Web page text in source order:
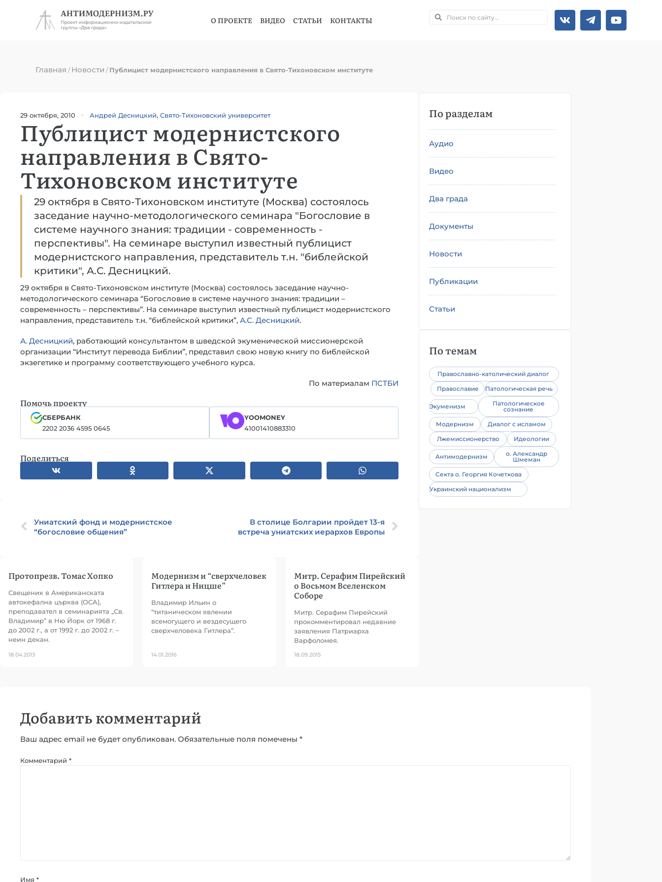
О ПРОЕКТЕ ВИДЕО СТАТЬИ КОНТАКТЫ
Главная /Новости /Публицист модернистского направления в Свято-Тихоновском институте
29 октября, 2010 Андрей Десницкий, Свято-Тихоновский университет
Публицист модернистского
направления в Свято-
Тихоновском институте
29 октября в Свято-Тихоновском институте (Москва) состоялось
заседание научно-методологического семинара "Богословие в
системе научного знания: традиции - современность -
перспективы". На семинаре выступил известный публицист
модернистского направления, представитель т.н. "библейской
критики", А.С. Десницкий.
29 октября в Свято-Тихоновском институте (Москва) состоялось заседание научно-
методологического семинара “Богословие в системе научного знания: традиции –
современность – перспективы”. На семинаре выступил известный публицист модернистского
направления, представитель т.н. “библейской критики”, А.С. Десницкий.
А. Десницкий, работающий консультантом в шведской экуменической миссионерской
организации “Институт перевода Библии”, представил свою новую книгу по библейской
экзегетике и программу соответствующего учебного курса.
По материалам ПСТБИ
Помочь проекту
СБЕРБАНК
2202 2036 4595 0645
YOOMONEY
41001410883310
Поделиться
Униатский фонд и модернистское
“богословие общения”
В столице Болгарии пройдет 13-я
встреча униатских иерархов Европы
Протопрезв. Томас Хопко
Свещеник в Американската
автокефална църква (OCA),
преподавател в семинарията „Св.
Владимир” в Ню Йорк от 1968 г.
до 2002 г., а от 1992 г. до 2002 г. –
неин декан.
18.04.2013
Модернизм и “сверхчеловек
Гитлера и Ницше”
Владимир Ильин о
“титаническом явлении
всемогущего и вездесущего
сверхчеловека Гитлера”.
14.01.2016
Митр. Серафим Пирейский
о Восьмом Вселенском
Соборе
Митр. Серафим Пирейский
прокомментировал недавние
заявления Патриарха
Варфоломея.
18.09.2015
По разделам
Аудио
Видео
Два града
Документы
Новости
Публикации
Статьи
По темам
Православно-католический диалог
Православие
Патологическая речь
Экуменизм
Патологическое
сознание
Модернизм
Диалог с исламом
Лжемиссионерство
Идеологии
Антимодернизм
о. Александр
Шмеман
Секта о. Георгия Кочеткова
Украинский национализм
Добавить комментарий
Ваш адрес email не будет опубликован. Обязательные поля помечены *
Комментарий *
Имя *